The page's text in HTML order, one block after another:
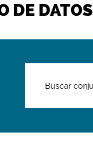
DE DATOS